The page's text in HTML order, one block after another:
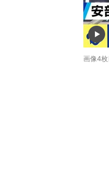
画像4